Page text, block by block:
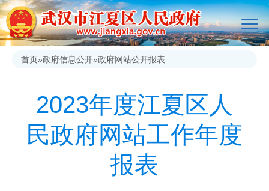
首页»政府信息公开»政府网站公开报表
2023年度江夏区人
民政府网站工作年度
报表